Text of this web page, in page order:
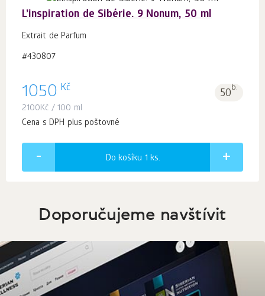
L’inspiration de Sibérie. 9 Nonum, 50 ml
Extrait de Parfum
#430807
1050 Kč 50b.
2100Kč / 100 ml
Cena s DPH plus poštovné
Do košíku 1 ks.
Doporučujeme navštívit